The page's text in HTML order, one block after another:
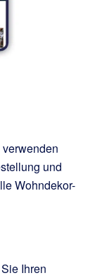
und
Wohndekor-
Ihren